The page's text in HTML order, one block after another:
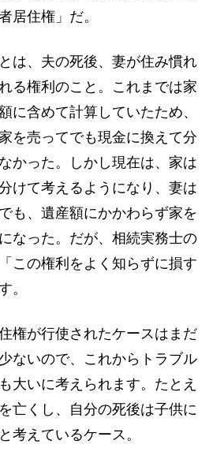
居住権」だ。
は、夫の死後、妻が住み慣れ
る権利のこと。これまでは家
に含めて計算していたため、
を売ってでも現金に換えて分
かった。しかし現在は、家は
けて考えるようになり、妻は
も、遺産額にかかわらず家を
なった。だが、相続実務士の
この権利をよく知らずに損す
。
権が行使されたケースはまだ
ないので、これからトラブル
大いに考えられます。たとえ
亡くし、自分の死後は子供に
考えているケース。